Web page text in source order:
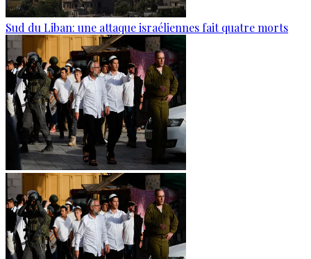
Sud du Liban: une attaque israéliennes fait quatre morts